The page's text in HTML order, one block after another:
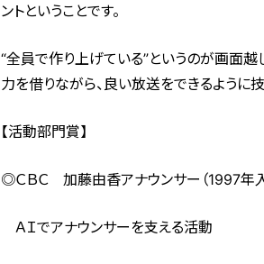
ントということです。
“全員で作り上げている”というのが画面越
力を借りながら、良い放送をできるように
【活動部門賞】
◎ＣＢＣ 加藤由香アナウンサー（1997年入
ＡＩでアナウンサーを支える活動